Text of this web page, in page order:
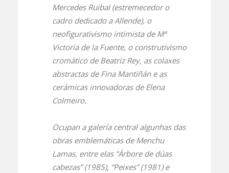
Mercedes Ruibal (estremecedor o
cadro dedicado a Allende), o
neofigurativismo intimista de Mª
Victoria de la Fuente, o construtivismo
cromático de Beatriz Rey, as colaxes
abstractas de Fina Mantiñán e as
cerámicas innovadoras de Elena
Colmeiro.
Ocupan a galería central algunhas das
obras emblemáticas de Menchu
Lamas, entre elas “Árbore de dúas
cabezas” (1985), “Peixes” (1981) e